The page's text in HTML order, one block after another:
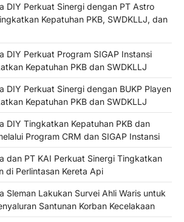
DIY Perkuat Sinergi dengan PT Astro
Kepatuhan PKB, SWDKLLJ, dan
DIY Perkuat Program SIGAP Instansi
Kepatuhan PKB dan SWDKLLJ
DIY Perkuat Sinergi dengan BUKP Playen
Kepatuhan PKB dan SWDKLLJ
DIY Tingkatkan Kepatuhan PKB dan
Program CRM dan SIGAP Instansi
dan PT KAI Perkuat Sinergi Tingkatkan
di Perlintasan Kereta Api
Sleman Lakukan Survei Ahli Waris untuk
Santunan Korban Kecelakaan